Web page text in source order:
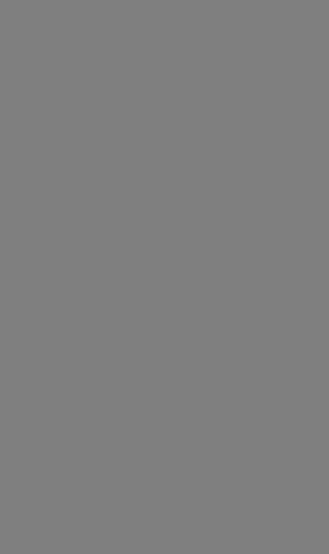
synpunkter på ansökan om bygglov
beslut gällande tidsbegränsat bygglov
Meddelande om beslut gällande
synpunkter på ansökan om bygglov
bygglov för nybyggnad av